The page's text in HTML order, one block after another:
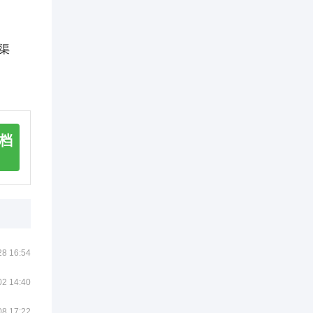
16:54
14:40